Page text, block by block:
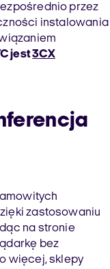
przez
instalowania
jest3CX
zastosowaniu
na stronie
bez
więcej, sklepy